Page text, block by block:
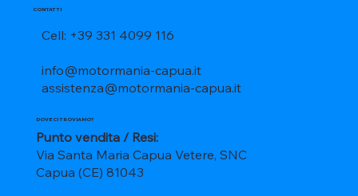
CONTATTI
Cell: +39 331 4099 116
info@motormania-capua.it
assistenza@motormania-capua.it
DOVE CI TROVIAMO?
Punto vendita / Resi:
Via Santa Maria Capua Vetere, SNC
Capua (CE) 81043